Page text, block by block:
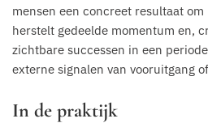
mensen een concreet resultaat
herstelt gedeelde momentum en,
zichtbare successen in een
externe signalen van vooruitgang
In de praktijk